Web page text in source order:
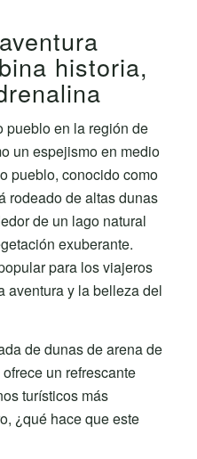
historia,
pueblo en la región de
un espejismo en medio
pueblo, conocido como
rodeado de altas dunas
de un lago natural
exuberante.
para los viajeros
aventura y la belleza del
de dunas de arena de
un refrescante
turísticos más
¿qué hace que este